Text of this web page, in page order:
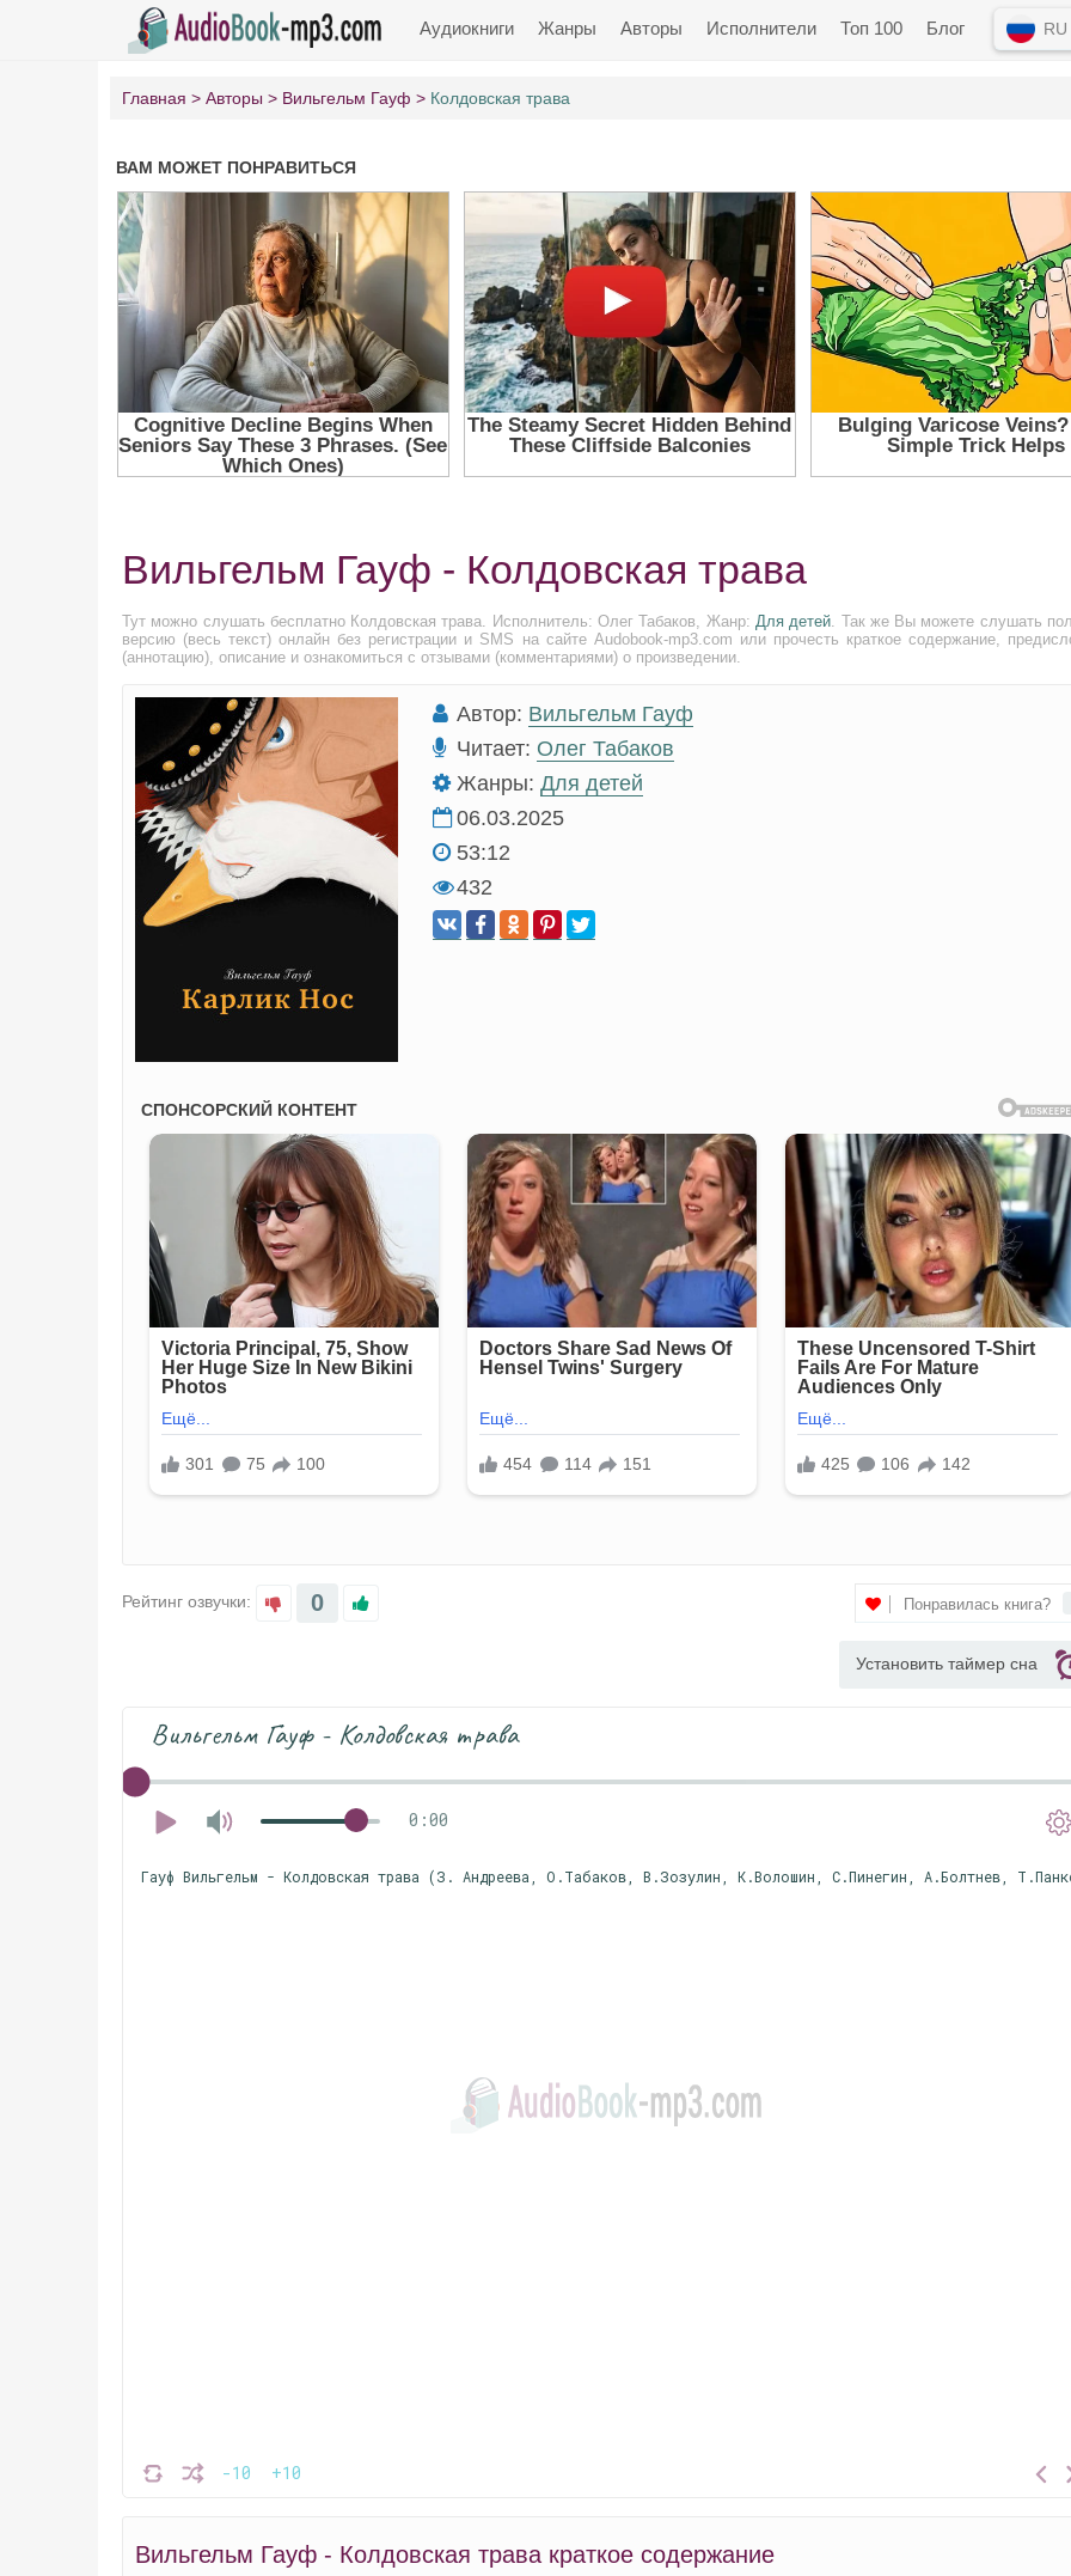
Аудиокниги Жанры Авторы Исполнители Топ 100 Блог RU
Главная Авторы Вильгельм Гауф Колдовская трава
Вильгельм Гауф - Колдовская трава
Тут можно слушать бесплатно Колдовская трава. Исполнитель: Олег Табаков, Жанр: Для детей. Так же Вы можете слушать
версию (весь текст) онлайн без регистрации и SMS на сайте Audobook-mp3.com или прочесть краткое содержание,
(аннотацию), описание и ознакомиться с отзывами (комментариями) о произведении.
Автор: Вильгельм Гауф
Читает: Олег Табаков
Жанры: Для детей
06.03.2025
53:12
432
Рейтинг озвучки: 0 Понравилась книга?
Установить таймер сна
Вильгельм Гауф - Колдовская трава
0:00
-10 +10
Гауф Вильгельм - Колдовская трава (З. Андреева, О.Табаков, В.Зозулин, К.Волошин, С.Пинегин, А.Болтнев,
Вильгельм Гауф - Колдовская трава краткое содержание